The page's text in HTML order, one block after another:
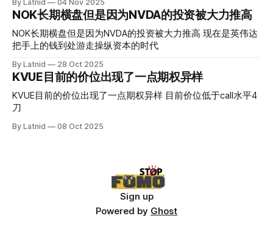
By Latnid 04 Nov 2025
NOK长期横盘但是因为NVDA的投资被大力推高
NOK长期横盘但是因为NVDA的投资被大力推高 现在是英伟达
把手上的钱到处游走操纵资本的时代
By Latnid 28 Oct 2025
KVUE目前的价位出现了一点期权异样
KVUE目前的价位出现了一点期权异样 目前价位低于call水平4
刀
By Latnid 08 Oct 2025
Sign up
Powered by Ghost